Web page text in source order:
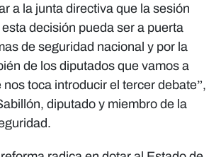
a la junta directiva que la sesión
decisión pueda ser a puerta
de seguridad nacional y por la
de los diputados que vamos a
nos toca introducir el tercer debate”,
diputado y miembro de la